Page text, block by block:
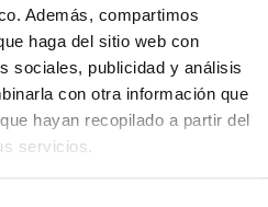
Además, compartimos
haga del sitio web con
sociales, publicidad y análisis
con otra información que
hayan recopilado a partir del
servicios.